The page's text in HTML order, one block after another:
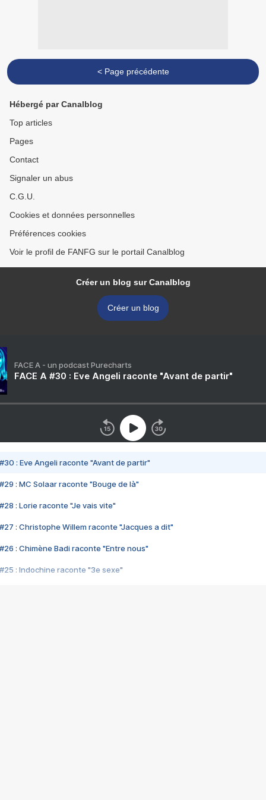
< Page précédente
Hébergé par Canalblog
Top articles
Pages
Contact
Signaler un abus
C.G.U.
Cookies et données personnelles
Préférences cookies
Voir le profil de FANFG sur le portail Canalblog
Créer un blog sur Canalblog
Créer un blog
FACE A - un podcast Purecharts
FACE A #30 : Eve Angeli raconte "Avant de partir"
#30 : Eve Angeli raconte "Avant de partir"
#29 : MC Solaar raconte "Bouge de là"
#28 : Lorie raconte "Je vais vite"
#27 : Christophe Willem raconte "Jacques a dit"
#26 : Chimène Badi raconte "Entre nous"
#25 : Indochine raconte "3e sexe"